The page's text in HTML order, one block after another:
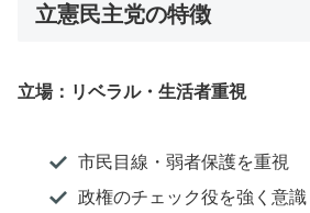
立憲民主党の特徴
立場：リベラル・生活者重視
市民目線・弱者保護を重視
政権のチェック役を強く意識